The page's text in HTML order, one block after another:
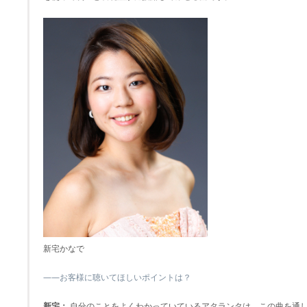
新宅かなで
――お客様に聴いてほしいポイントは？